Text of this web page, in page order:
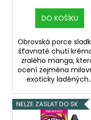
DO KOŠÍKU
Obrovská porce
šťavnaté chuti
zralého manga,
ocení zejména
exoticky
NELZE ZASLAT DO SK
č
u
j